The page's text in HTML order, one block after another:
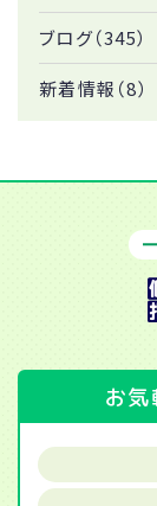
ブログ（345）
新着情報（8）
お気